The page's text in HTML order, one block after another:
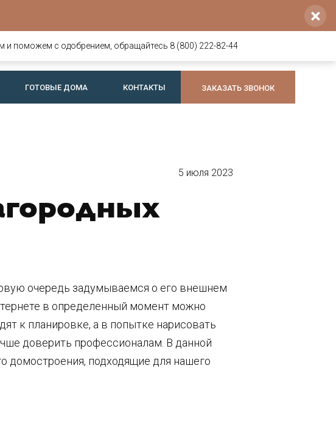
×
и поможем с одобрением, обращайтесь 8 (800) 222-82-44
до 17:30)
Telegram илиMax
8 800 222-82-44
+7 921 064-74-44
ГОТОВЫЕ ДОМА КОНТАКТЫ ЗАКАЗАТЬ ЗВОНОК
5 июля 2023
очередь задумываемся о его внешнем
в определенный момент можно
к планировке, а в попытке нарисовать
доверить профессионалам. В данной
домостроения, подходящие для нашего